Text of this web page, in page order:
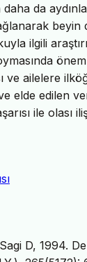
da
beyin
ilgili
ailelere
elde edilen
ile olası
D, 1994.